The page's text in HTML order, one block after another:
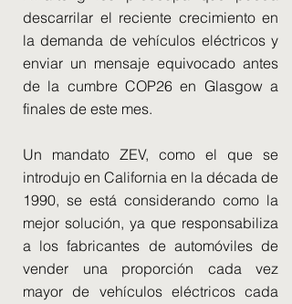
descarrilar el reciente crecimiento en
la demanda de vehículos eléctricos y
enviar un mensaje equivocado antes
de la cumbre COP26 en Glasgow a
finales de este mes.
Un mandato ZEV, como el que se
introdujo en California en la década de
1990, se está considerando como la
mejor solución, ya que responsabiliza
a los fabricantes de automóviles de
vender una proporción cada vez
mayor de vehículos eléctricos cada